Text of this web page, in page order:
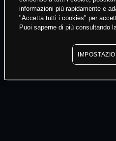
informazioni più rapidamente e
"Accetta tutti i cookies" per
Puoi saperne di più consultando